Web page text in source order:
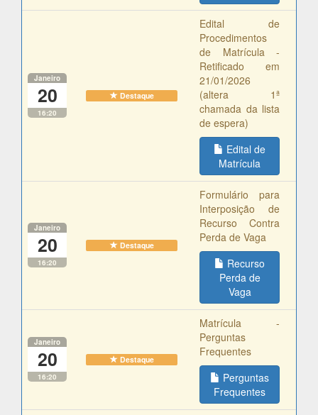
Janeiro
20
16:20
Destaque
Edital de
Procedimentos
de Matrícula -
Retificado em
21/01/2026
(altera 1ª
chamada da lista
de espera)
Edital de
Matrícula
Janeiro
20
16:20
Destaque
Formulário para
Interposição de
Recurso Contra
Perda de Vaga
Recurso
Perda de
Vaga
Janeiro
20
16:20
Destaque
Matrícula -
Perguntas
Frequentes
Perguntas
Frequentes